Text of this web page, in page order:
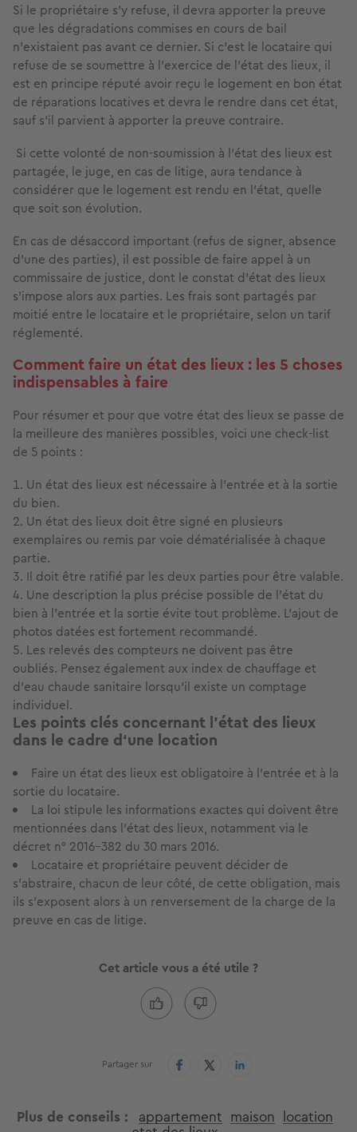
Si le propriétaire s’y refuse, il devra apporter la preuve
que les dégradations commises en cours de bail
n’existaient pas avant ce dernier. Si c’est le locataire qui
refuse de se soumettre à l’exercice de l’état des lieux, il
est en principe réputé avoir reçu le logement en bon état
de réparations locatives et devra le rendre dans cet état,
sauf s’il parvient à apporter la preuve contraire.
Si cette volonté de non-soumission à l’état des lieux est
partagée, le juge, en cas de litige, aura tendance à
considérer que le logement est rendu en l’état, quelle
que soit son évolution.
En cas de désaccord important (refus de signer, absence
d’une des parties), il est possible de faire appel à un
commissaire de justice, dont le constat d’état des lieux
s’impose alors aux parties. Les frais sont partagés par
moitié entre le locataire et le propriétaire, selon un tarif
réglementé.
Comment faire un état des lieux : les 5 choses
indispensables à faire
Pour résumer et pour que votre état des lieux se passe de
la meilleure des manières possibles, voici une check-list
de 5 points :
Un état des lieux est nécessaire à l’entrée et à la sortie
du bien.
Un état des lieux doit être signé en plusieurs
exemplaires ou remis par voie dématérialisée à chaque
partie.
Il doit être ratifié par les deux parties pour être valable.
Une description la plus précise possible de l’état du
bien à l’entrée et la sortie évite tout problème. L’ajout de
photos datées est fortement recommandé.
Les relevés des compteurs ne doivent pas être
oubliés. Pensez également aux index de chauffage et
d’eau chaude sanitaire lorsqu’il existe un comptage
individuel.
Les points clés concernant l’état des lieux
dans le cadre d‘une location
Faire un état des lieux est obligatoire à l’entrée et à la
sortie du locataire.
La loi stipule les informations exactes qui doivent être
mentionnées dans l’état des lieux, notamment via le
décret n° 2016-382 du 30 mars 2016.
Locataire et propriétaire peuvent décider de
s’abstraire, chacun de leur côté, de cette obligation, mais
ils s’exposent alors à un renversement de la charge de la
preuve en cas de litige.
Cet article vous a été utile ?
Partager sur
Plus de conseils appartement maison location